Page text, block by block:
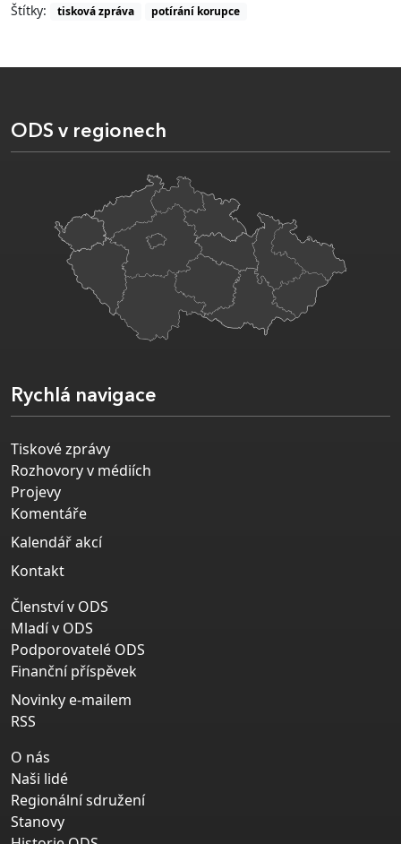
Štítky: tisková zpráva potírání korupce
ODS v regionech
Rychlá navigace
Tiskové zprávy
Rozhovory v médiích
Projevy
Komentáře
Kalendář akcí
Kontakt
Členství v ODS
Mladí v ODS
Podporovatelé ODS
Finanční příspěvek
Novinky e-mailem
RSS
O nás
Naši lidé
Regionální sdružení
Stanovy